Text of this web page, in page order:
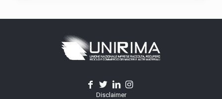
Disclaimer